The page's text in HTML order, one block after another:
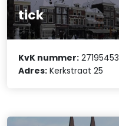
tick
KvK nummer: 27195453
Adres: Kerkstraat 25